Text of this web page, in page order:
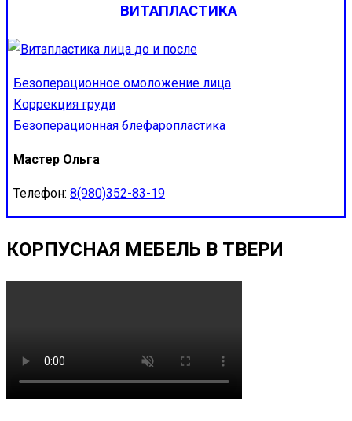
ВИТАПЛАСТИКА
Безоперационное омоложение лица
Коррекция груди
Безоперационная блефаропластика
Мастер Ольга
Телефон: 8(980)352-83-19
КОРПУСНАЯ МЕБЕЛЬ В ТВЕРИ